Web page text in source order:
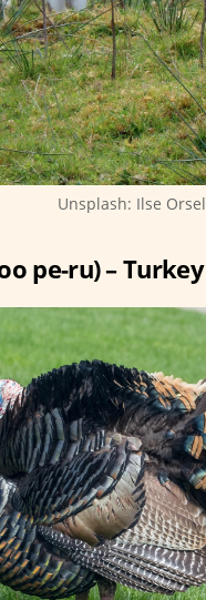
Unsplash: Ilse Orsel
pe-ru) – Turkey